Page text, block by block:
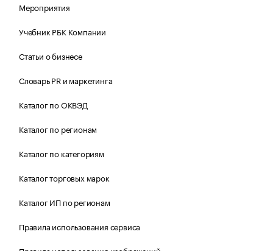
Мероприятия
Учебник РБК Компании
Статьи о бизнесе
Словарь PR и маркетинга
Каталог по ОКВЭД
Каталог по регионам
Каталог по категориям
Каталог торговых марок
Каталог ИП по регионам
Правила использования сервиса